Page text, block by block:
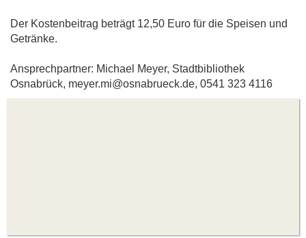
Der Kostenbeitrag beträgt 12,50 Euro für die Speisen und
Getränke.
Ansprechpartner: Michael Meyer, Stadtbibliothek
Osnabrück, meyer.mi@osnabrueck.de, 0541 323 4116